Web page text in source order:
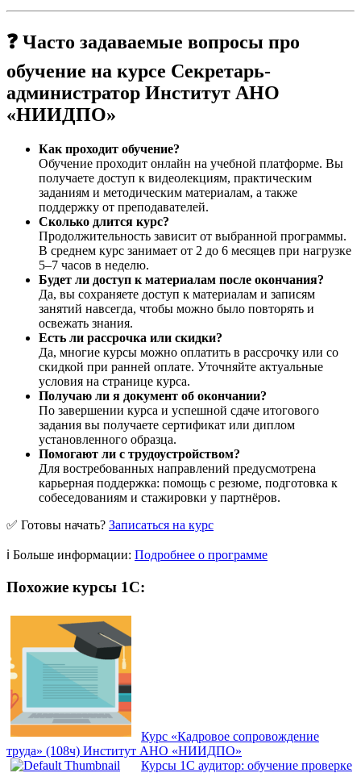
❓ Часто задаваемые вопросы про
обучение на курсе Секретарь-
администратор Институт АНО
«НИИДПО»
Как проходит обучение?
Обучение проходит онлайн на учебной платформе. Вы
получаете доступ к видеолекциям, практическим
заданиям и методическим материалам, а также
поддержку от преподавателей.
Сколько длится курс?
Продолжительность зависит от выбранной программы.
В среднем курс занимает от 2 до 6 месяцев при нагрузке
5–7 часов в неделю.
Будет ли доступ к материалам после окончания?
Да, вы сохраняете доступ к материалам и записям
занятий навсегда, чтобы можно было повторять и
освежать знания.
Есть ли рассрочка или скидки?
Да, многие курсы можно оплатить в рассрочку или со
скидкой при ранней оплате. Уточняйте актуальные
условия на странице курса.
Получаю ли я документ об окончании?
По завершении курса и успешной сдаче итогового
задания вы получаете сертификат или диплом
установленного образца.
Помогают ли с трудоустройством?
Для востребованных направлений предусмотрена
карьерная поддержка: помощь с резюме, подготовка к
собеседованиям и стажировки у партнёров.
✅ Готовы начать? Записаться на курс
ℹ️ Больше информации: Подробнее о программе
Похожие курсы 1С:
Курс «Кадровое сопровождение
труда» (108ч) Институт АНО «НИИДПО»
Курсы 1С аудитор: обучение проверке